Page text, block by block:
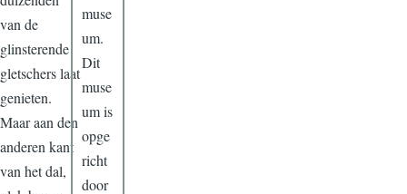
van de
glinsterende
gletschers laat
genieten.
Maar aan den
anderen kant
van het dal,
muse
um.
Dit
muse
um is
opge
richt
door